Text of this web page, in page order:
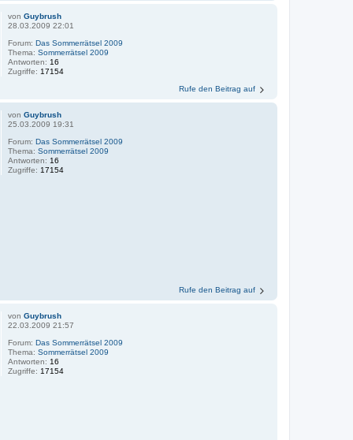
vonGuybrush
28.03.2009 22:01
Forum:Das Sommerrätsel 2009
Thema:Sommerrätsel 2009
Antworten: 16
Zugriffe: 17154
Rufe den Beitrag auf
vonGuybrush
25.03.2009 19:31
Forum:Das Sommerrätsel 2009
Thema:Sommerrätsel 2009
Antworten: 16
Zugriffe: 17154
Rufe den Beitrag auf
vonGuybrush
22.03.2009 21:57
Forum:Das Sommerrätsel 2009
Thema:Sommerrätsel 2009
Antworten: 16
Zugriffe: 17154